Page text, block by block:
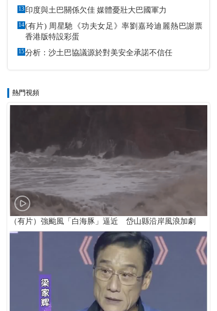
13 印度與土巴關係欠佳 媒體憂壯大巴國軍力
14(有片) 周星馳《功夫女足》率劉嘉玲迪麗熱巴謝票
香港版特設彩蛋
15分析：沙土巴協議源於對美安全承諾不信任
熱門視頻
（有片）強颱風「白海豚」逼近 岱山縣沿岸風浪加劇